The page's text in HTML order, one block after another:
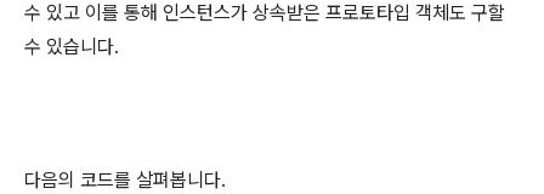
수 있고 이를 통해 인스턴스가 상속받은 프로토타입 객체도 구할
수 있습니다.
다음의 코드를 살펴봅니다.